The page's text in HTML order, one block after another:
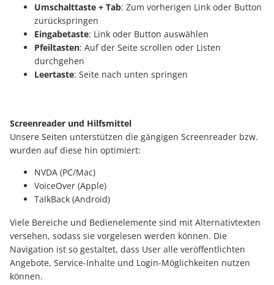
Umschalttaste + Tab: Zum vorherigen Link oder Button
zurückspringen
Eingabetaste: Link oder Button auswählen
Pfeiltasten: Auf der Seite scrollen oder Listen
durchgehen
Leertaste: Seite nach unten springen
Screenreader und Hilfsmittel
Unsere Seiten unterstützen die gängigen Screenreader bzw.
wurden auf diese hin optimiert:
NVDA (PC/Mac)
VoiceOver (Apple)
TalkBack (Android)
Viele Bereiche und Bedienelemente sind mit Alternativtexten
versehen, sodass sie vorgelesen werden können. Die
Navigation ist so gestaltet, dass User alle veröffentlichten
Angebote, Service-Inhalte und Login-Möglichkeiten nutzen
können.